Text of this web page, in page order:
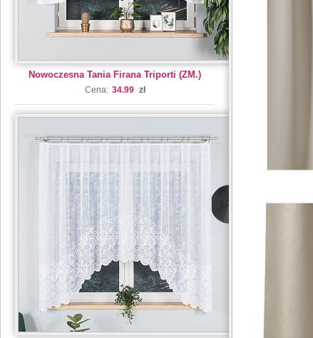
Nowoczesna Tania Firana Triporti (ZM.)
Cena: 34.99 zł